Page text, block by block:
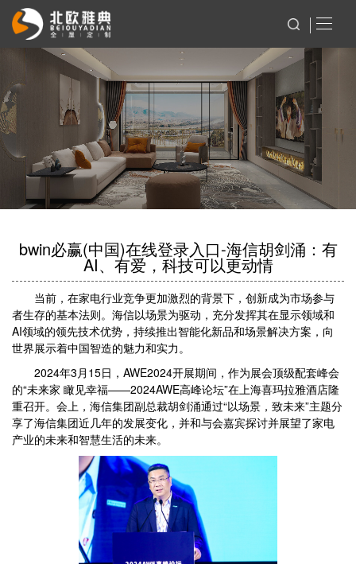
bwin必赢(中国)在线登录入口-海信胡剑涌：有
AI、有爱，科技可以更动情
当前，在家电行业竞争更加激烈的背景下，创新成为市场参与
者生存的基本法则。海信以场景为驱动，充分发挥其在显示领域和
AI领域的领先技术优势，持续推出智能化新品和场景解决方案，向
世界展示着中国智造的魅力和实力。
2024年3月15日，AWE2024开展期间，作为展会顶级配套峰会
的“未来家 瞰见幸福——2024AWE高峰论坛”在上海喜玛拉雅酒店隆
重召开。会上，海信集团副总裁胡剑涌通过“以场景，致未来”主题分
享了海信集团近几年的发展变化，并和与会嘉宾探讨并展望了家电
产业的未来和智慧生活的未来。